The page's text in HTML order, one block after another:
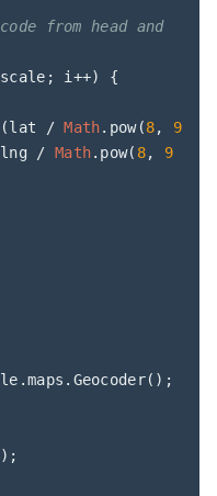
from head and
i++) {
/ Math.pow(8, 9
/ Math.pow( 8, 9